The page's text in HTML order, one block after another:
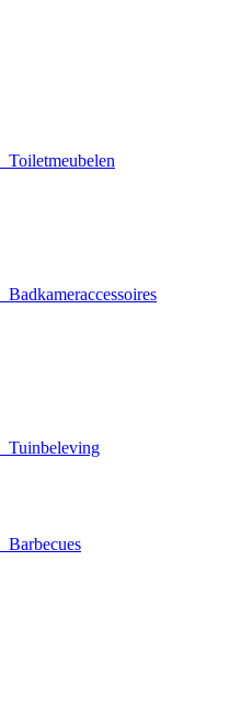
Toiletmeubelen
Badkameraccessoires
Tuinbeleving
Barbecues